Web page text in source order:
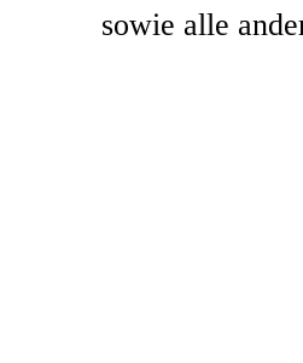
sowie alle